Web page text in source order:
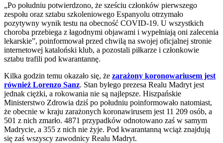
„Po południu potwierdzono, że sześciu członków pierwszego
zespołu oraz sztabu szkoleniowego Espanyolu otrzymało
pozytywny wynik testu na obecność COVID-19. U wszystkich
choroba przebiega z łagodnymi objawami i wypełniają oni zalecenia
lekarskie”, poinformował przed chwilą na swojej oficjalnej stronie
internetowej kataloński klub, a pozostali piłkarze i członkowie
sztabu trafili pod kwarantannę.
Kilka godzin temu okazało się, że zarażony koronowariusem jest
również Lorenzo Sanz. Stan byłego prezesa Realu Madryt jest
jednak ciężki, a rokowania nie są najlepsze. Hiszpańskie
Ministerstwo Zdrowia dziś po południu poinformowało natomiast,
że obecnie w kraju zarażonych koronawirusem jest 11 209 osób, a
501 z nich zmarło. 4871 przypadków odnotowano zaś w samym
Madrycie, a 355 z nich nie żyje. Pod kwarantanną wciąż znajdują
się zaś wszyscy zawodnicy Realu Madryt.